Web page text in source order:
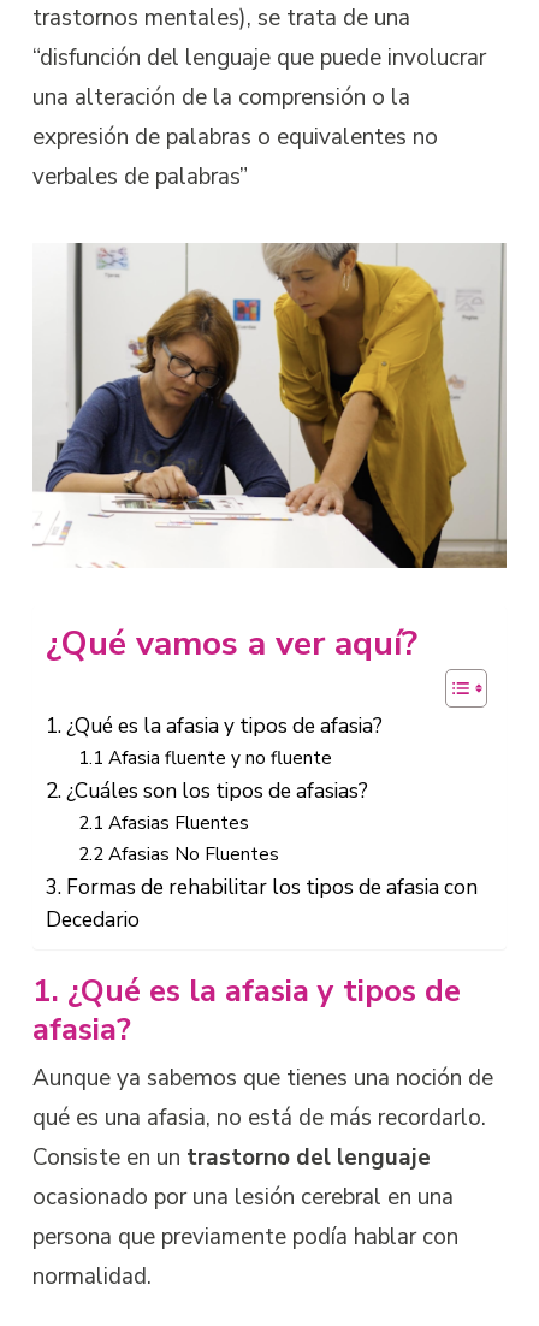
trastornos mentales), se trata de una
“disfunción del lenguaje que puede involucrar
una alteración de la comprensión o la
expresión de palabras o equivalentes no
verbales de palabras”
¿Qué vamos a ver aquí?
1. ¿Qué es la afasia y tipos de afasia?
1.1 Afasia fluente y no fluente
2. ¿Cuáles son los tipos de afasias?
2.1 Afasias Fluentes
2.2 Afasias No Fluentes
3. Formas de rehabilitar los tipos de afasia con
Decedario
1. ¿Qué es la afasia y tipos de
afasia?
Aunque ya sabemos que tienes una noción de
qué es una afasia, no está de más recordarlo.
Consiste en un trastorno del lenguaje
ocasionado por una lesión cerebral en una
persona que previamente podía hablar con
normalidad.